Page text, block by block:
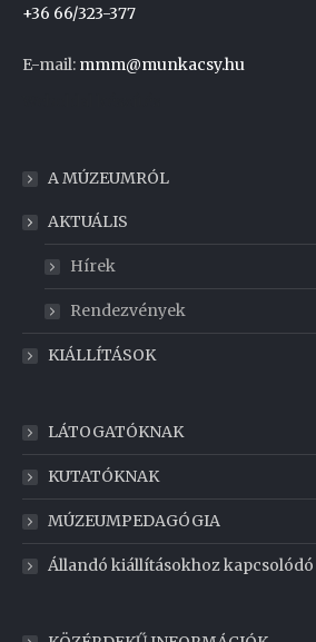
+36 66/323-377
E-mail: mmm@munkacsy.hu
A MÚZEUMRÓL
AKTUÁLIS
Hírek
Rendezvények
KIÁLLÍTÁSOK
LÁTOGATÓKNAK
KUTATÓKNAK
MÚZEUMPEDAGÓGIA
Állandó kiállításokhoz